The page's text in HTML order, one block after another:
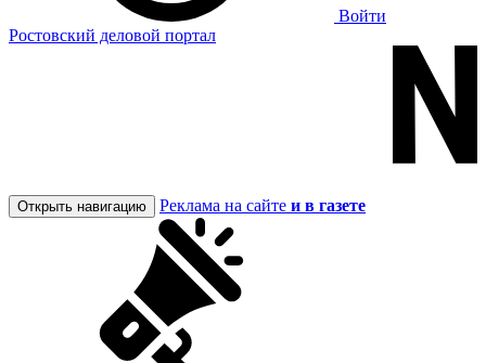
Войти
Ростовский деловой портал
Открыть навигацию Реклама на сайте и в газете